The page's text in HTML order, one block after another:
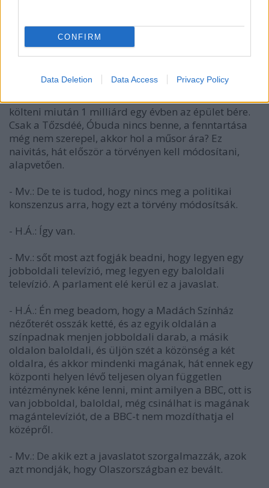
CONFIRM
Data Deletion Data Access Privacy Policy
10 milliárdos deficitet lehet megpályázni, ez azért
nem akármi.
- Mv.: De ezt most állítólag szanálni fogják.
- H.Á.: És akkor lesz 2 milliárd fölösles, azt el lehet
költeni miután 1 milliárd egy évben az épület bére.
Csak a Tőzsdéé, Óbuda nincs benne, a fenntartása
még nem szerepel, akkor hol a műsor ára? Ez
naivitás, hát először a törvényen kell módosítani,
alapvetően.
- Mv.: De te is tudod, hogy nincs meg a politikai
konszenzus arra, hogy ezt a törvény módosítsák.
- H.Á.: Így van.
- Mv.: sőt most azt fogják beadni, hogy legyen egy
jobboldali televízió, meg legyen egy baloldali
televízió. A parlament elé kerül ez a javaslat.
- H.Á.: Én meg beadom, hogy a Madách Színház
nézőterét osszák ketté, és az egyik oldalán a
színpadnak menjen jobboldali darab, a másik
oldalon baloldali, és üljön szét a közönség a két
oldalra, és akkor mindenki magának, hát ennek egy
központi helyen lévő teljesen olyan független
intézménynek kéne lenni, mint amilyen a BBC, ott is
van jobboldal, baloldal, még csinálhat is magának
magántelevíziót, de a BBC-t nem mozdíthatja el
középről.
- Mv.: De akik ezt a javaslatot szorgalmazzák, azok
azt mondják, hogy Olaszországban ez bevált.